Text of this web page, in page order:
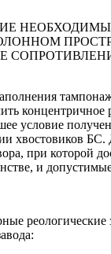
условие
хвостовиков БС.
при которой
и
реологические